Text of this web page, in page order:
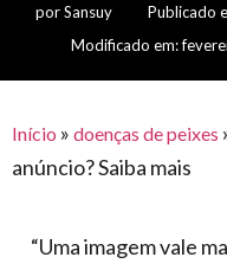
materiais
gratuitos
eventos
soluções
para
agronegócio
toldos
comunicação
visual
construção
civil
Transporte
e logística
armazenagem
lonas
de
porSansuy Publicado
Modificado em:
Início » doenças de peixes
anúncio? Saiba mais
“Uma imagem vale